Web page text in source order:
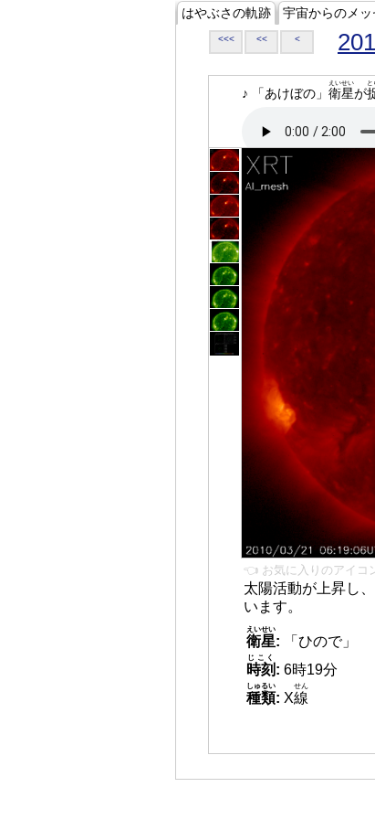
はやぶさの軌跡 宇宙からのメッ
<<< << <
♪ 「あけぼの」 衛星
えいせい
が
と
👈 お気に入りのアイコ
太陽活動が上昇し
います。
衛星
えいせい
:
「ひので」
時刻
じこく
: 6時19分
種類
しゅるい
: X線
せん